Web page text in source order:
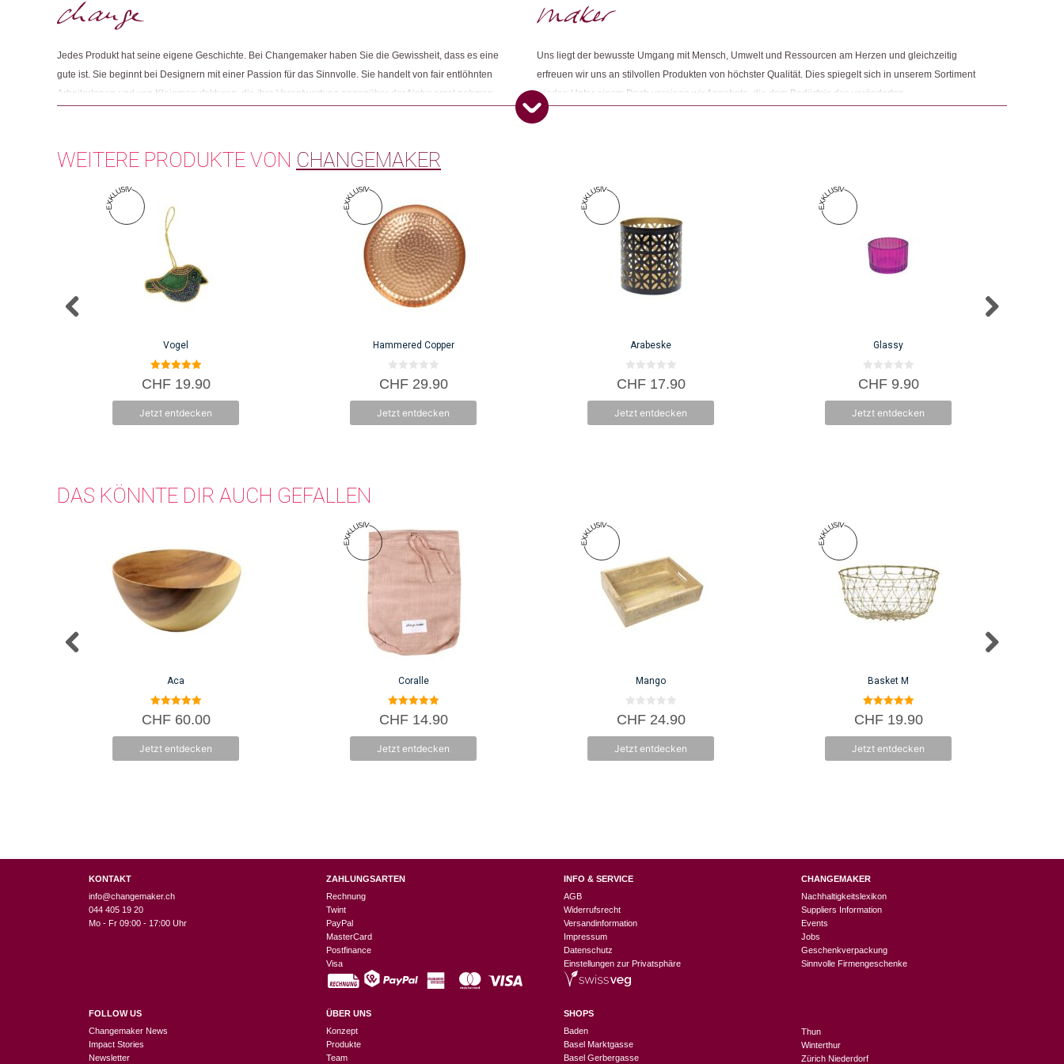
Dieses Produkt weiterempfehlen:
Jedes Produkt hat seine eigene Geschichte. Bei Changemaker haben Sie die Gewissheit, dass es eine
gute ist. Sie beginnt bei Designern mit einer Passion für das Sinnvolle. Sie handelt von fair entlöhnten
ArbeiterInnen und von Kleinmanufakturen, die ihre Verantwortung gegenüber der Natur ernst nehmen.
Uns liegt der bewusste Umgang mit Mensch, Umwelt und Ressourcen am Herzen und gleichzeitig
erfreuen wir uns an stilvollen Produkten von höchster Qualität. Dies spiegelt sich in unserem Sortiment
wieder: Unter einem Dach vereinen wir Angebote, die dem Bedürfnis des veränderten
Konsumbewusstseins nach mehr Sinn und Nachhaltigkeit sowie der Modernisierung von Fair Trade und
WEITERE PRODUKTE VON CHANGEMAKER
Vogel
5.00
von 5
CHF19.90
Jetzt entdecken
Hammered Copper
0
v
5
CHF29.90
Jetzt entdecken
Arabeske
0
v
5
CHF17.90
Jetzt entdecken
Glassy
0
v
5
CHF9.90
Jetzt entdecken
DAS KÖNNTE DIR AUCH GEFALLEN
Aca
5.00
von 5
CHF60.00
Jetzt entdecken
Coralle
5.00
von 5
CHF14.90
Jetzt entdecken
Mango
0
v
5
CHF24.90
Jetzt entdecken
Basket M
5.00
von 5
CHF19.90
Jetzt entdecken
KONTAKT
info@changemaker.ch
044 405 19 20
Mo - Fr 09:00 - 17:00 Uhr
FOLLOW US
Changemaker News
Impact Stories
Newsletter
ZAHLUNGSARTEN
Rechnung
Twint
PayPal
MasterCard
Postfinance
Visa
ÜBER UNS
Konzept
Produkte
Team
INFO & SERVICE
AGB
Widerrufsrecht
Versandinformation
Impressum
Datenschutz
Einstellungen zur Privatsphäre
SHOPS
Baden
Basel Marktgasse
Basel Gerbergasse
CHANGEMAKER
Nachhaltigkeitslexikon
Suppliers Information
Events
Jobs
Geschenkverpackung
Sinnvolle Firmengeschenke
Thun
Winterthur
Zürich Niederdorf